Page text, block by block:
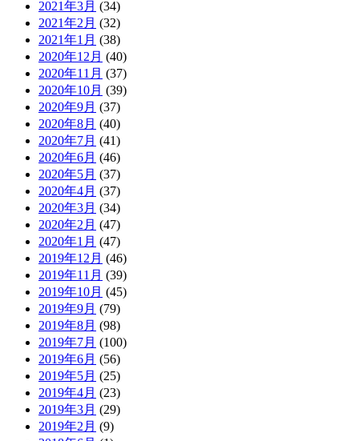
2021年3月 (34)
2021年2月 (32)
2021年1月 (38)
2020年12月 (40)
2020年11月 (37)
2020年10月 (39)
2020年9月 (37)
2020年8月 (40)
2020年7月 (41)
2020年6月 (46)
2020年5月 (37)
2020年4月 (37)
2020年3月 (34)
2020年2月 (47)
2020年1月 (47)
2019年12月 (46)
2019年11月 (39)
2019年10月 (45)
2019年9月 (79)
2019年8月 (98)
2019年7月 (100)
2019年6月 (56)
2019年5月 (25)
2019年4月 (23)
2019年3月 (29)
2019年2月 (9)